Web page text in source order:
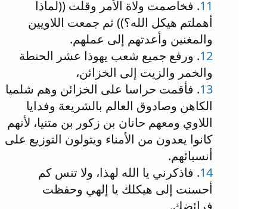
11. فخاصمت ولاة الأمر وقلت ((لماذا
أهملتم هيكل الله؟)) ثم جمعت اللاويين
والمغنين وأعدتهم إلى عملهم.
12. ورفع جميع شعب يهوذا عشر الحنطة
والخمر والزيت إلى الخزائن،
13. فأقمت حراسا على الخزائن وهم شلميا
الكاهن وصادوق العالم بالشريعة وفدايا
اللاوي ومعهم حانان بن زكور بن متنيا، لأنهم
كانوا يعدون من الأمناء ويتولون التوزيع على
أنسبائهم.
14. فاذكرني يا الله لهذا، ولا تنس كم
أحسنت إلى هيكلك يا إلهي وحفظت
فرائضك.